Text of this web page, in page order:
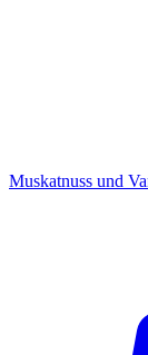
Muskatnuss und